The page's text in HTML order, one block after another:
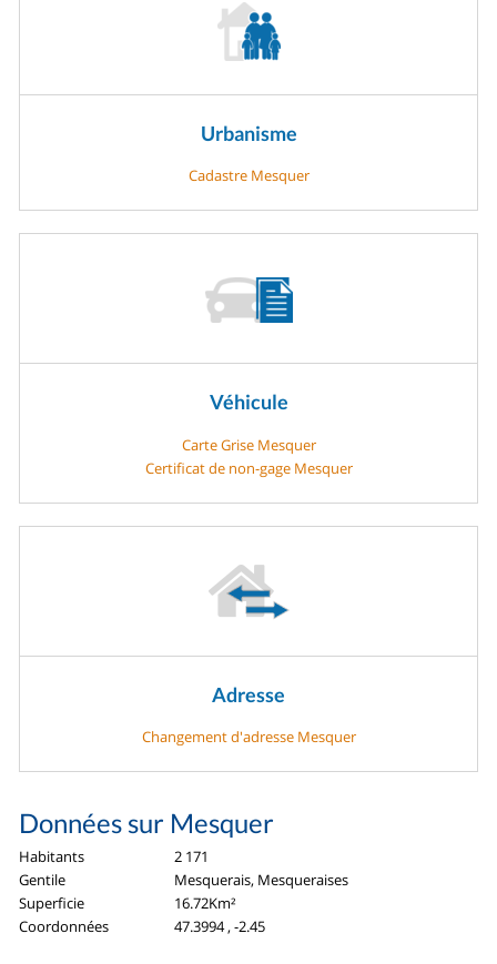
Urbanisme
Cadastre Mesquer
Véhicule
Carte Grise Mesquer
Certificat de non-gage Mesquer
Adresse
Changement d'adresse Mesquer
Données sur Mesquer
Habitants
2 171
Gentile
Mesquerais, Mesqueraises
Superficie
16.72Km²
Coordonnées
47.3994 , -2.45